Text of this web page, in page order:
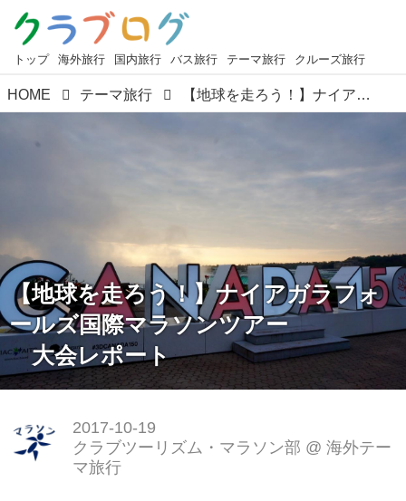
トップ 海外旅行 国内旅行 バス旅行 テーマ旅行 クルーズ旅行
HOME テーマ旅行 【地球を走ろう！】ナイアガラフォールズ国際マラソンツアー 大会レポート
【地球を走ろう！】ナイアガラフォ
ールズ国際マラソンツアー
大会レポート
2017-10-19
クラブツーリズム・マラソン部 @ 海外テー
マ旅行